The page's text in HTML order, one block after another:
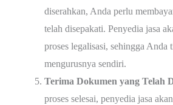
diserahkan, Anda perlu
telah disepakati. Penyedia jasa
proses legalisasi, sehingga Anda
mengurusnya sendiri.
Terima Dokumen yang Telah
proses selesai, penyedia jasa